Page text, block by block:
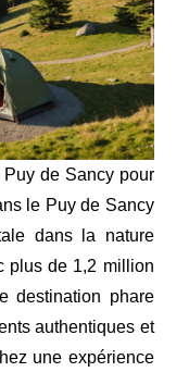
de Sancy pour
le Puy de Sancy
dans la nature
plus de 1,2 million
destination phare
authentiques et
une expérience